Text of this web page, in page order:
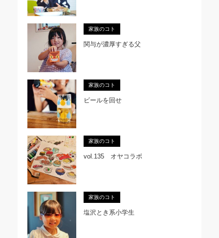
家族のコト
関与が濃厚すぎる父
家族のコト
ビールを回せ
家族のコト
vol.135 オヤコラボ
家族のコト
塩沢とき系小学生